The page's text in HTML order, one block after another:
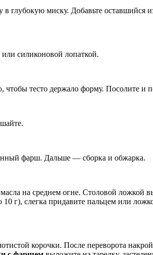
глубокую миску. Добавьте оставшийся
силиконовой лопаткой.
тесто держало форму. Посолите и
фарш. Дальше — сборка и обжарка.
на среднем огне. Столовой
слегка придавите пальцем или
корочки. После переворота